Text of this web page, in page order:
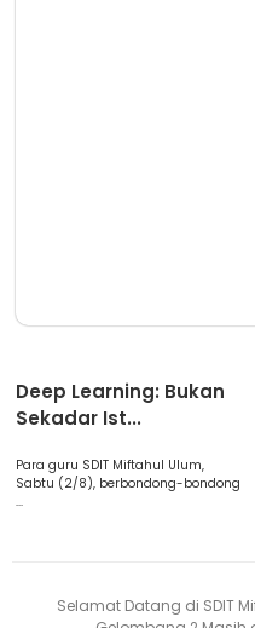
Deep Learning: Bukan
Sekadar Ist...
Para guru SDIT Miftahul Ulum,
Sabtu (2/8), berbondong-bondong
...
Selamat Datang di SDIT